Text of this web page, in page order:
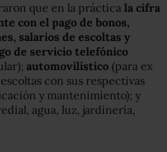
que en la prácticala cifra
con el pago de bonos,
salarios de escoltas y
de servicio telefónico
automovilístico (para ex
con sus respectivas
y mantenimiento); y
agua, luz, jardinería,